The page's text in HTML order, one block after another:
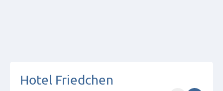
Hotel Friedchen